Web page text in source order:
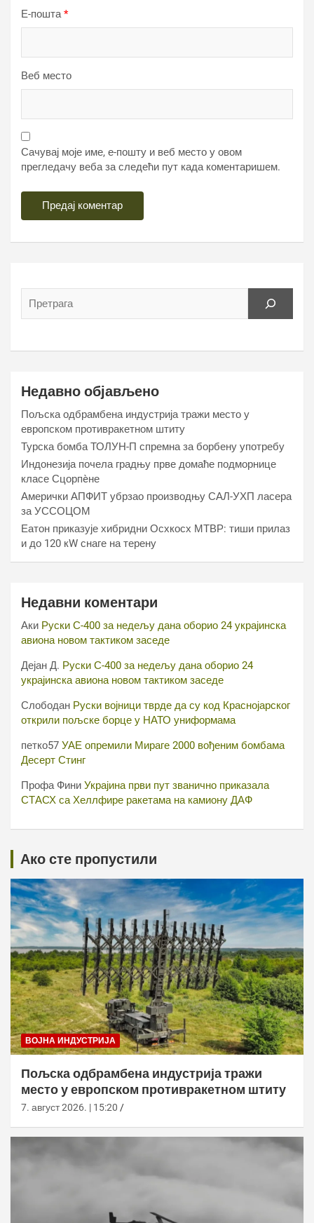
Е-пошта*
Веб место
Сачувај моје име, е-пошту и веб место у овом
прегледачу веба за следећи пут када коментаришем.
Недавно објављено
Пољска одбрамбена индустрија тражи место у
европском противракетном штиту
Турска бомба ТОЛУН-П спремна за борбену употребу
Индонезија почела градњу прве домаће подморнице
класе Сцорпèне
Амерички АПФИТ убрзао производњу САЛ-УХП ласера
за УССОЦОМ
Еатон приказује хибридни Осхкосх МТВР: тиши прилаз
и до 120 кW снаге на терену
Недавни коментари
Аки Руски С-400 за недељу дана оборио 24 украјинска
авиона новом тактиком заседе
Дејан Д. Руски С-400 за недељу дана оборио 24
украјинска авиона новом тактиком заседе
Слободан Руски војници тврде да су код Краснојарског
открили пољске борце у НАТО униформама
петко57 УАЕ опремили Мираге 2000 вођеним бомбама
Десерт Стинг
Профа Фини Украјина први пут званично приказала
СТАСХ са Хеллфире ракетама на камиону ДАФ
Ако сте пропустили
ВОЈНА ИНДУСТРИЈА
Пољска одбрамбена индустрија тражи
место у европском противракетном штиту
7. август 2026. | 15:20